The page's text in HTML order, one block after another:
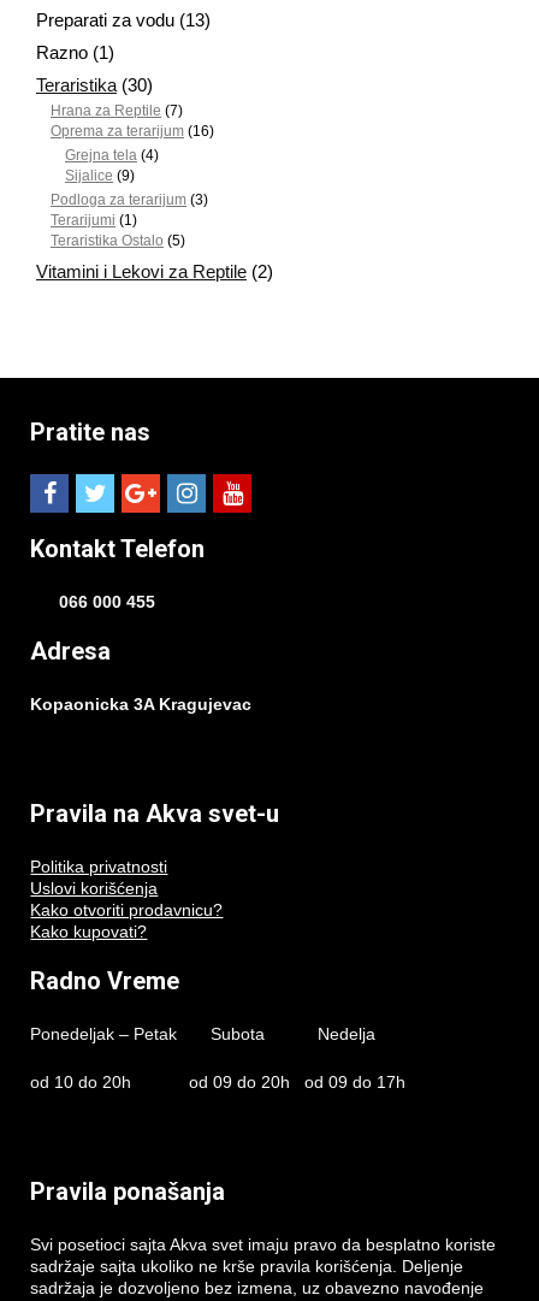
Preparati za vodu (13)
Razno (1)
Teraristika (30)
Hrana za Reptile (7)
Oprema za terarijum (16)
Grejna tela (4)
Sijalice (9)
Podloga za terarijum (3)
Terarijumi (1)
Teraristika Ostalo (5)
Vitamini i Lekovi za Reptile (2)
Pratite nas
Kontakt Telefon
066 000 455
Adresa
Kopaonicka 3A Kragujevac
Pravila na Akva svet-u
Politika privatnosti
Uslovi korišćenja
Kako otvoriti prodavnicu?
Kako kupovati?
Radno Vreme
Ponedeljak – Petak Subota Nedelja
od 10 do 20h od 09 do 20h od 09 do 17h
Pravila ponašanja
Svi posetioci sajta Akva svet imaju pravo da besplatno koriste
sadržaje sajta ukoliko ne krše pravila korišćenja. Deljenje
sadržaja je dozvoljeno bez izmena, uz obavezno navođenje